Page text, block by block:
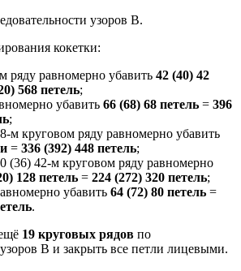
узоров В.
кокетки:
ряду равномерно убавить 42 (40) 42
568 петель;
убавить 66 (68) 68 петель = 396
;
м круговом ряду равномерно убавить
= 336 (392) 448 петель;
(36) 42-м круговом ряду равномерно
128 петель = 224 (272) 320 петель;
убавить 64 (72) 80 петель =
.
19 круговых рядов по
В и закрыть все петли лицевыми.